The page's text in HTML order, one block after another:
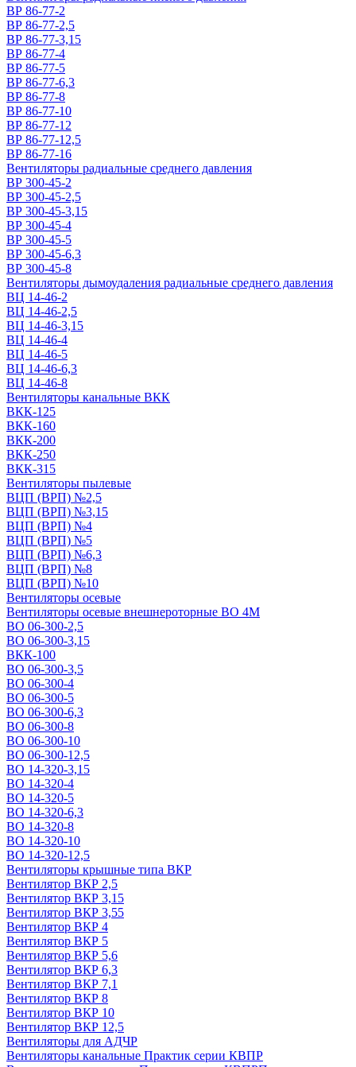
ВР 86-77-2
ВР 86-77-2,5
ВР 86-77-3,15
ВР 86-77-4
ВР 86-77-5
ВР 86-77-6,3
ВР 86-77-8
ВР 86-77-10
ВР 86-77-12
ВР 86-77-12,5
ВР 86-77-16
Вентиляторы радиальные среднего давления
ВР 300-45-2
ВР 300-45-2,5
ВР 300-45-3,15
ВР 300-45-4
ВР 300-45-5
ВР 300-45-6,3
ВР 300-45-8
Вентиляторы дымоудаления радиальные среднего давления
ВЦ 14-46-2
ВЦ 14-46-2,5
ВЦ 14-46-3,15
ВЦ 14-46-4
ВЦ 14-46-5
ВЦ 14-46-6,3
ВЦ 14-46-8
Вентиляторы канальные ВКК
ВКК-125
ВКК-160
ВКК-200
ВКК-250
ВКК-315
Вентиляторы пылевые
ВЦП (ВРП) №2,5
ВЦП (ВРП) №3,15
ВЦП (ВРП) №4
ВЦП (ВРП) №5
ВЦП (ВРП) №6,3
ВЦП (ВРП) №8
ВЦП (ВРП) №10
Вентиляторы осевые
Вентиляторы осевые внешнероторные ВО 4М
ВО 06-300-2,5
ВО 06-300-3,15
ВКК-100
ВО 06-300-3,5
ВО 06-300-4
ВО 06-300-5
ВО 06-300-6,3
ВО 06-300-8
ВО 06-300-10
ВО 06-300-12,5
ВО 14-320-3,15
ВО 14-320-4
ВО 14-320-5
ВО 14-320-6,3
ВО 14-320-8
ВО 14-320-10
ВО 14-320-12,5
Вентиляторы крышные типа ВКР
Вентилятор ВКР 2,5
Вентилятор ВКР 3,15
Вентилятор ВКР 3,55
Вентилятор ВКР 4
Вентилятор ВКР 5
Вентилятор ВКР 5,6
Вентилятор ВКР 6,3
Вентилятор ВКР 7,1
Вентилятор ВКР 8
Вентилятор ВКР 10
Вентилятор ВКР 12,5
Вентиляторы для АДЧР
Вентиляторы канальные Практик серии КВПР